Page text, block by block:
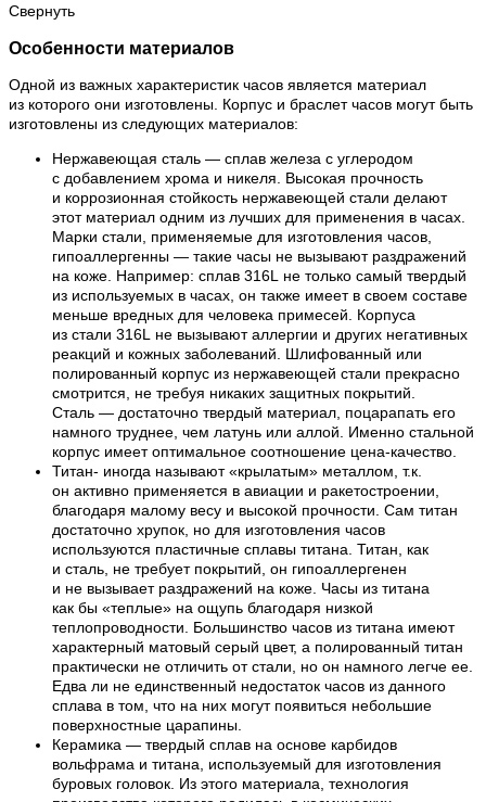
Свернуть
Особенности материалов
Одной из важных характеристик часов является материал
из которого они изготовлены. Корпус и браслет часов могут быть
изготовлены из следующих материалов:
Нержавеющая сталь — сплав железа с углеродом
с добавлением хрома и никеля. Высокая прочность
и коррозионная стойкость нержавеющей стали делают
этот материал одним из лучших для применения в часах.
Марки стали, применяемые для изготовления часов,
гипоаллергенны — такие часы не вызывают раздражений
на коже. Например: сплав 316L не только самый твердый
из используемых в часах, он также имеет в своем составе
меньше вредных для человека примесей. Корпуса
из стали 316L не вызывают аллергии и других негативных
реакций и кожных заболеваний. Шлифованный или
полированный корпус из нержавеющей стали прекрасно
смотрится, не требуя никаких защитных покрытий.
Сталь — достаточно твердый материал, поцарапать его
намного труднее, чем латунь или аллой. Именно стальной
корпус имеет оптимальное соотношение цена-качество.
Титан- иногда называют «крылатым» металлом, т.к.
он активно применяется в авиации и ракетостроении,
благодаря малому весу и высокой прочности. Сам титан
достаточно хрупок, но для изготовления часов
используются пластичные сплавы титана. Титан, как
и сталь, не требует покрытий, он гипоаллергенен
и не вызывает раздражений на коже. Часы из титана
как бы «теплые» на ощупь благодаря низкой
теплопроводности. Большинство часов из титана имеют
характерный матовый серый цвет, а полированный титан
практически не отличить от стали, но он намного легче ее.
Едва ли не единственный недостаток часов из данного
сплава в том, что на них могут появиться небольшие
поверхностные царапины.
Керамика — твердый сплав на основе карбидов
вольфрама и титана, используемый для изготовления
буровых головок. Из этого материала, технология